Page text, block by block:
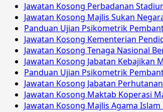
Jawatan Kosong Perbadanan
Jawatan Kosong Majlis Sukan
Panduan Ujian Psikometrik
Jawatan Kosong Kementerian
Jawatan Kosong Tenaga Nasional
Jawatan Kosong Jabatan Kebajikan
Panduan Ujian Psikometrik
Jawatan Kosong Jabatan
Jawatan Kosong Maktab Koperasi
Jawatan Kosong Majlis Agama